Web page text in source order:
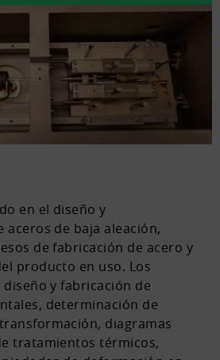
en el diseño y
aceros de baja aleación,
de fabricación de acero y
producto en uso. Los
y fabricación de
determinación de
diagramas
tratamientos térmicos,